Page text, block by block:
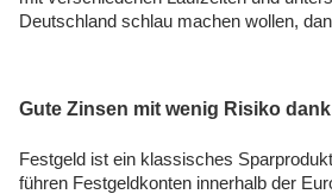
Deutschland schlau machen wollen,
Gute Zinsen mit wenig Risiko
Festgeld ist ein klassisches
führen Festgeldkonten innerhalb der